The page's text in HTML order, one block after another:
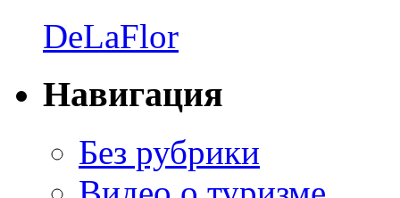
DeLaFlor
Навигация
Без рубрики